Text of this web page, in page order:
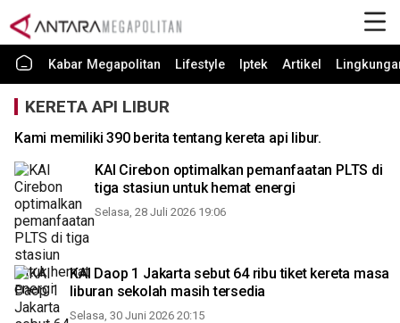
Kabar Megapolitan Lifestyle Iptek Artikel
KERETA API LIBUR
Kami memiliki 390 berita tentang kereta api libur.
KAI Cirebon optimalkan pemanfaatan PLTS di
tiga stasiun untuk hemat energi
Selasa, 28 Juli 2026 19:06
KAI Daop 1 Jakarta sebut 64 ribu tiket kereta masa
liburan sekolah masih tersedia
Selasa, 30 Juni 2026 20:15